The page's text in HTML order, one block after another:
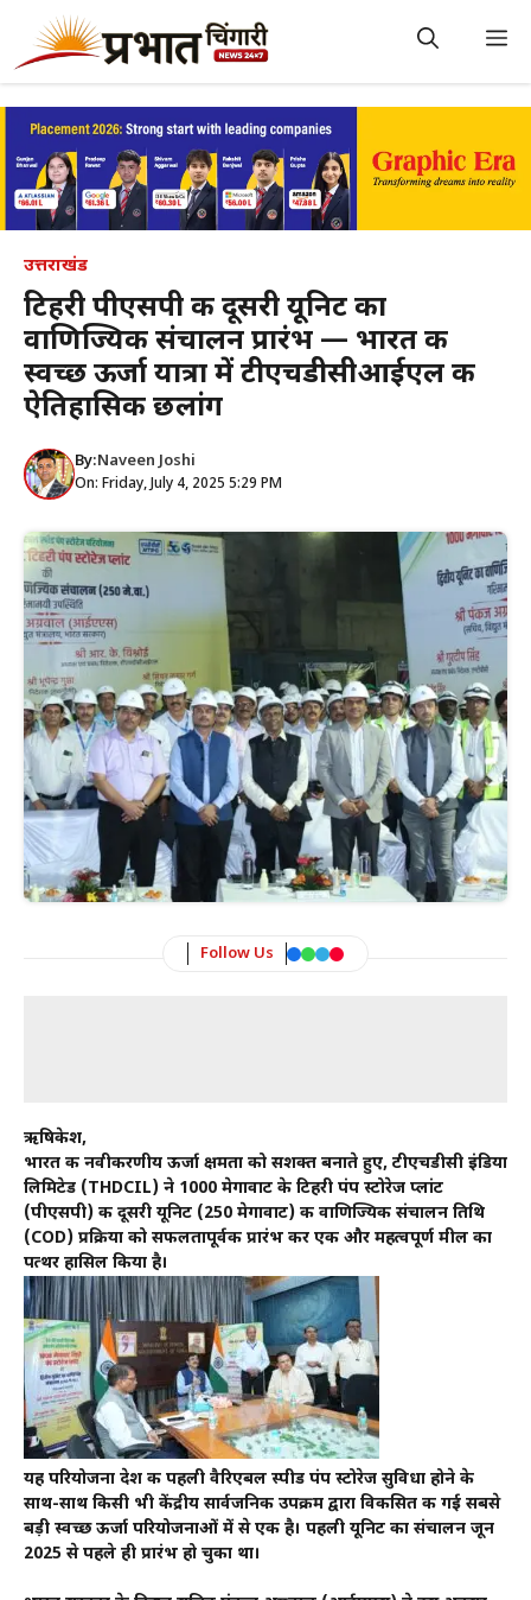
content
उत्तराखंड
टिहरी पीएसपी की दूसरी यूनिट का
वाणिज्यिक संचालन प्रारंभ — भारत की
स्वच्छ ऊर्जा यात्रा में टीएचडीसीआईएल की
ऐतिहासिक छलांग
By:Naveen Joshi
On: Friday, July 4, 2025 5:29 PM
Follow Us
ऋषिकेश,
भारत की नवीकरणीय ऊर्जा क्षमता को सशक्त बनाते हुए, टीएचडीसी इंडिया
लिमिटेड (THDCIL) ने 1000 मेगावाट के टिहरी पंप स्टोरेज प्लांट
(पीएसपी) की दूसरी यूनिट (250 मेगावाट) की वाणिज्यिक संचालन तिथि
(COD) प्रक्रिया को सफलतापूर्वक प्रारंभ कर एक और महत्वपूर्ण मील का
पत्थर हासिल किया है।
यह परियोजना देश की पहली वैरिएबल स्पीड पंप स्टोरेज सुविधा होने के
साथ-साथ किसी भी केंद्रीय सार्वजनिक उपक्रम द्वारा विकसित की गई सबसे
बड़ी स्वच्छ ऊर्जा परियोजनाओं में से एक है। पहली यूनिट का संचालन जून
2025 से पहले ही प्रारंभ हो चुका था।